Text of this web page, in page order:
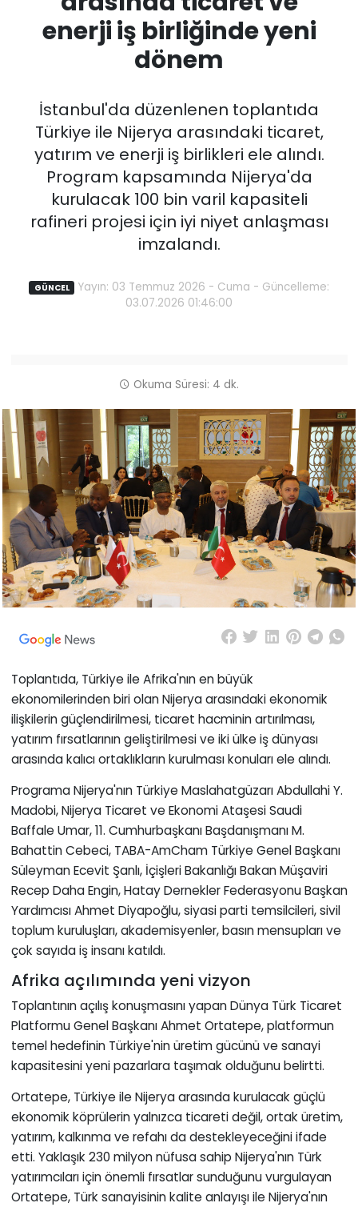
enerji iş birliğinde yeni
dönem
İstanbul'da düzenlenen toplantıda
Türkiye ile Nijerya arasındaki ticaret,
yatırım ve enerji iş birlikleri ele alındı.
Program kapsamında Nijerya'da
kurulacak 100 bin varil kapasiteli
rafineri projesi için iyi niyet anlaşması
imzalandı.
GÜNCEL
Yayın: 03 Temmuz 2026 - Cuma - Güncelleme:
03.07.2026 01:46:00
Okuma Süresi: 4 dk.
Toplantıda, Türkiye ile Afrika'nın en büyük
ekonomilerinden biri olan Nijerya arasındaki ekonomik
ilişkilerin güçlendirilmesi, ticaret hacminin artırılması,
yatırım fırsatlarının geliştirilmesi ve iki ülke iş dünyası
arasında kalıcı ortaklıkların kurulması konuları ele alındı.
Programa Nijerya'nın Türkiye Maslahatgüzarı Abdullahi Y.
Madobi, Nijerya Ticaret ve Ekonomi Ataşesi Saudi
Baffale Umar, 11. Cumhurbaşkanı Başdanışmanı M.
Bahattin Cebeci, TABA-AmCham Türkiye Genel Başkanı
Süleyman Ecevit Şanlı, İçişleri Bakanlığı Bakan Müşaviri
Recep Daha Engin, Hatay Dernekler Federasyonu Başkan
Yardımcısı Ahmet Diyapoğlu, siyasi parti temsilcileri, sivil
toplum kuruluşları, akademisyenler, basın mensupları ve
çok sayıda iş insanı katıldı.
Afrika açılımında yeni vizyon
Toplantının açılış konuşmasını yapan Dünya Türk Ticaret
Platformu Genel Başkanı Ahmet Ortatepe, platformun
temel hedefinin Türkiye'nin üretim gücünü ve sanayi
kapasitesini yeni pazarlara taşımak olduğunu belirtti.
Ortatepe, Türkiye ile Nijerya arasında kurulacak güçlü
ekonomik köprülerin yalnızca ticareti değil, ortak üretim,
yatırım, kalkınma ve refahı da destekleyeceğini ifade
etti. Yaklaşık 230 milyon nüfusa sahip Nijerya'nın Türk
yatırımcıları için önemli fırsatlar sunduğunu vurgulayan
Ortatepe, Türk sanayisinin kalite anlayışı ile Nijerya'nın